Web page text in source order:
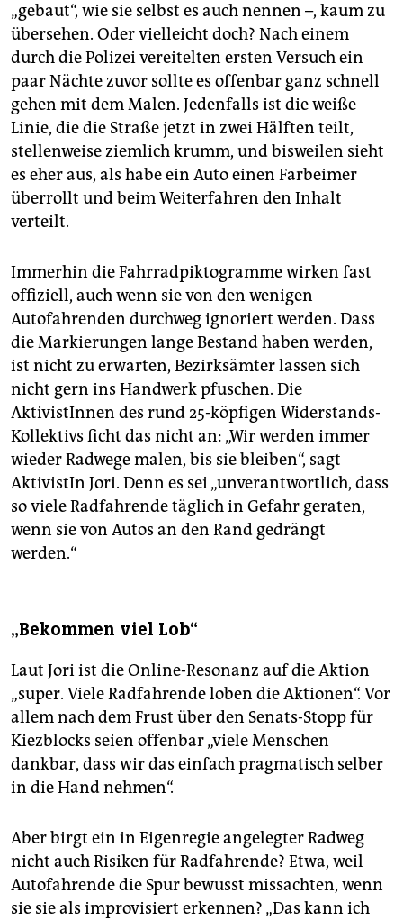
„gebaut“, wie sie selbst es auch nennen –, kaum zu
übersehen. Oder vielleicht doch? Nach einem
durch die Polizei vereitelten ersten Versuch ein
paar Nächte zuvor sollte es offenbar ganz schnell
gehen mit dem Malen. Jedenfalls ist die weiße
Linie, die die Straße jetzt in zwei Hälften teilt,
stellenweise ziemlich krumm, und bisweilen sieht
es eher aus, als habe ein Auto einen Farbeimer
überrollt und beim Weiterfahren den Inhalt
verteilt.
Immerhin die Fahrradpiktogramme wirken fast
offiziell, auch wenn sie von den wenigen
Autofahrenden durchweg ignoriert werden. Dass
die Markierungen lange Bestand haben werden,
ist nicht zu erwarten, Bezirksämter lassen sich
nicht gern ins Handwerk pfuschen. Die
AktivistInnen des rund 25-köpfigen Widerstands-
Kollektivs ficht das nicht an: „Wir werden immer
wieder Radwege malen, bis sie bleiben“, sagt
AktivistIn Jori. Denn es sei „unverantwortlich, dass
so viele Radfahrende täglich in Gefahr geraten,
wenn sie von Autos an den Rand gedrängt
werden.“
„Bekommen viel Lob“
Laut Jori ist die Online-Resonanz auf die Aktion
„super. Viele Radfahrende loben die Aktionen“. Vor
allem nach dem Frust über den Senats-Stopp für
Kiezblocks seien offenbar „viele Menschen
dankbar, dass wir das einfach pragmatisch selber
in die Hand nehmen“.
Aber birgt ein in Eigenregie angelegter Radweg
nicht auch Risiken für Radfahrende? Etwa, weil
Autofahrende die Spur bewusst missachten, wenn
sie sie als improvisiert erkennen? „Das kann ich